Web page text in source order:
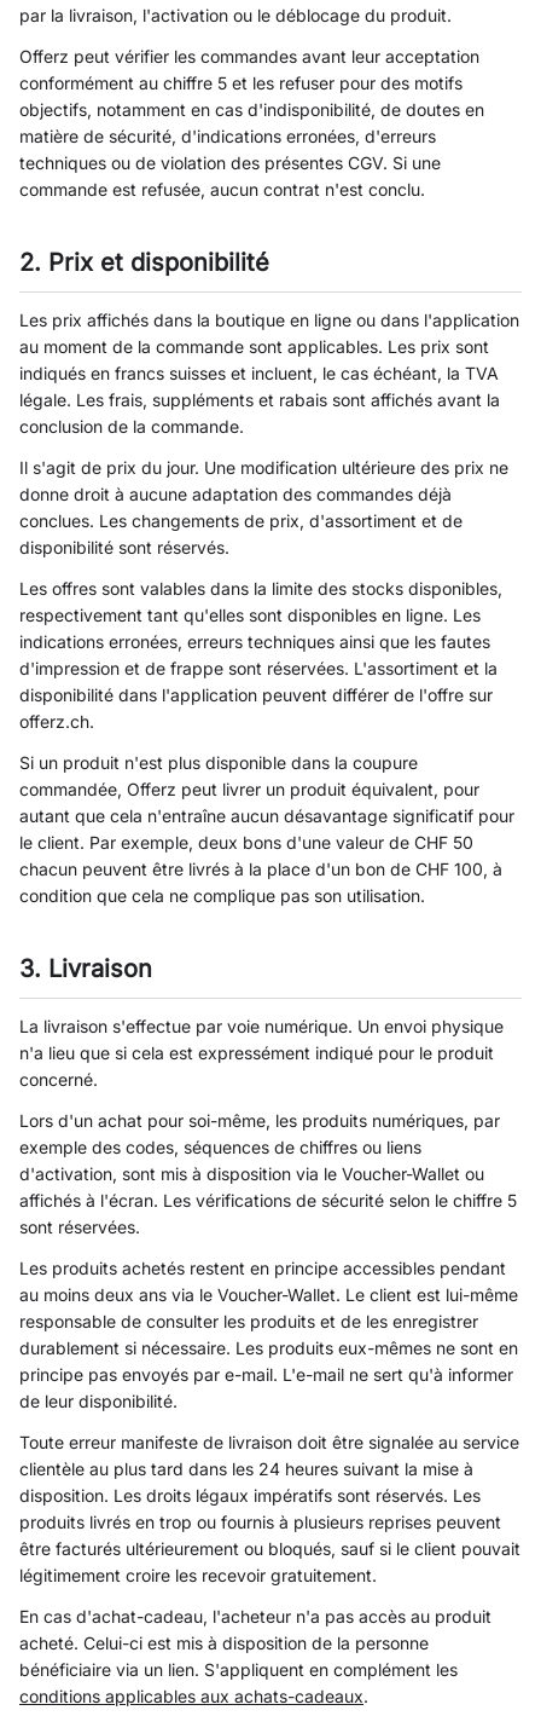
par la livraison, l'activation ou le déblocage du produit.
Offerz peut vérifier les commandes avant leur acceptation
conformément au chiffre 5 et les refuser pour des motifs
objectifs, notamment en cas d'indisponibilité, de doutes en
matière de sécurité, d'indications erronées, d'erreurs
techniques ou de violation des présentes CGV. Si une
commande est refusée, aucun contrat n'est conclu.
2. Prix et disponibilité
Les prix affichés dans la boutique en ligne ou dans l'application
au moment de la commande sont applicables. Les prix sont
indiqués en francs suisses et incluent, le cas échéant, la TVA
légale. Les frais, suppléments et rabais sont affichés avant la
conclusion de la commande.
Il s'agit de prix du jour. Une modification ultérieure des prix ne
donne droit à aucune adaptation des commandes déjà
conclues. Les changements de prix, d'assortiment et de
disponibilité sont réservés.
Les offres sont valables dans la limite des stocks disponibles,
respectivement tant qu'elles sont disponibles en ligne. Les
indications erronées, erreurs techniques ainsi que les fautes
d'impression et de frappe sont réservées. L'assortiment et la
disponibilité dans l'application peuvent différer de l'offre sur
offerz.ch.
Si un produit n'est plus disponible dans la coupure
commandée, Offerz peut livrer un produit équivalent, pour
autant que cela n'entraîne aucun désavantage significatif pour
le client. Par exemple, deux bons d'une valeur de CHF 50
chacun peuvent être livrés à la place d'un bon de CHF 100, à
condition que cela ne complique pas son utilisation.
3. Livraison
La livraison s'effectue par voie numérique. Un envoi physique
n'a lieu que si cela est expressément indiqué pour le produit
concerné.
Lors d'un achat pour soi-même, les produits numériques, par
exemple des codes, séquences de chiffres ou liens
d'activation, sont mis à disposition via le Voucher-Wallet ou
affichés à l'écran. Les vérifications de sécurité selon le chiffre 5
sont réservées.
Les produits achetés restent en principe accessibles pendant
au moins deux ans via le Voucher-Wallet. Le client est lui-même
responsable de consulter les produits et de les enregistrer
durablement si nécessaire. Les produits eux-mêmes ne sont en
principe pas envoyés par e-mail. L'e-mail ne sert qu'à informer
de leur disponibilité.
Toute erreur manifeste de livraison doit être signalée au service
clientèle au plus tard dans les 24 heures suivant la mise à
disposition. Les droits légaux impératifs sont réservés. Les
produits livrés en trop ou fournis à plusieurs reprises peuvent
être facturés ultérieurement ou bloqués, sauf si le client pouvait
légitimement croire les recevoir gratuitement.
En cas d'achat-cadeau, l'acheteur n'a pas accès au produit
acheté. Celui-ci est mis à disposition de la personne
bénéficiaire via un lien. S'appliquent en complément les
conditions applicables aux achats-cadeaux.